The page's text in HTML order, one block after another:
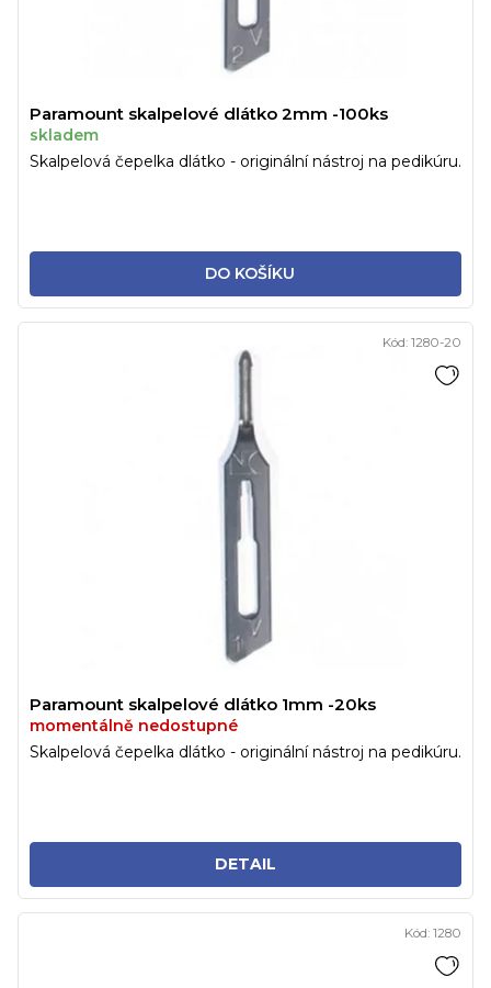
Paramount skalpelové dlátko 2mm -100ks
skladem
DO KOŠÍKU
Skalpelová čepelka dlátko - originální nástroj na pedikúru.
Paramount skalpelové dlátko 1mm -20ks
momentálně nedostupné
DETAIL
Skalpelová čepelka dlátko - originální nástroj na pedikúru.
Kód: 1280-20
Kód: 1280